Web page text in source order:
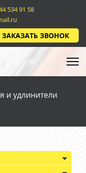
534 91 58
ЗАКАЗАТЬ ЗВОНОК
и удлинители